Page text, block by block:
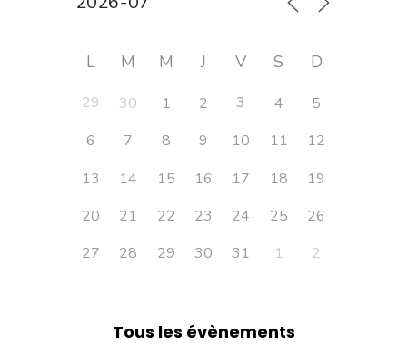
L M M J V S D
29 30 1 2 3 4
5
6
7 8 9 10 11
12
13
14 15 16 17 18
19
20
21 22 23 24 25
26
27
28 29 30 31 1 2
Tous les évènements